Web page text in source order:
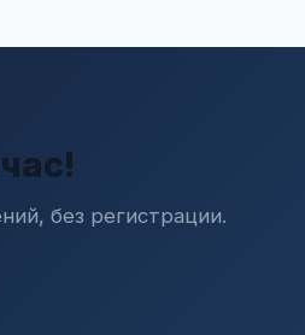
без регистрации.